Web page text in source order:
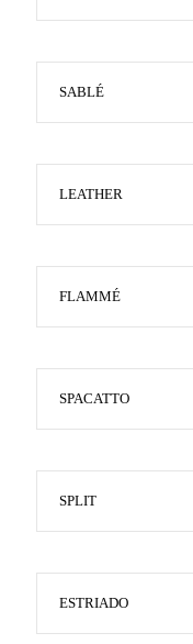
SABLÉ
LEATHER
FLAMMÉ
SPACATTO
SPLIT
ESTRIADO